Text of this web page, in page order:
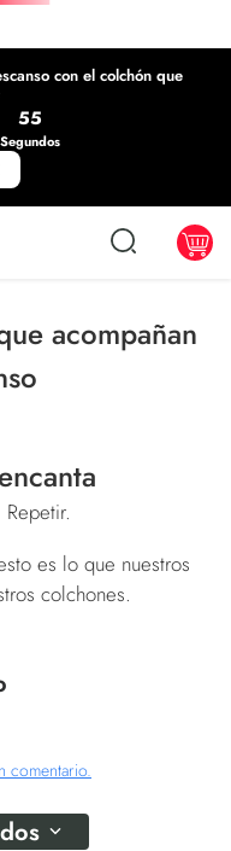
con el colchón que
55
Segundos
acompañan
Repetir.
es lo que nuestros
colchones.
comentario.